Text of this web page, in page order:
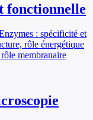
fonctionnelle
: spécificité et
rôle énergétique
membranaire